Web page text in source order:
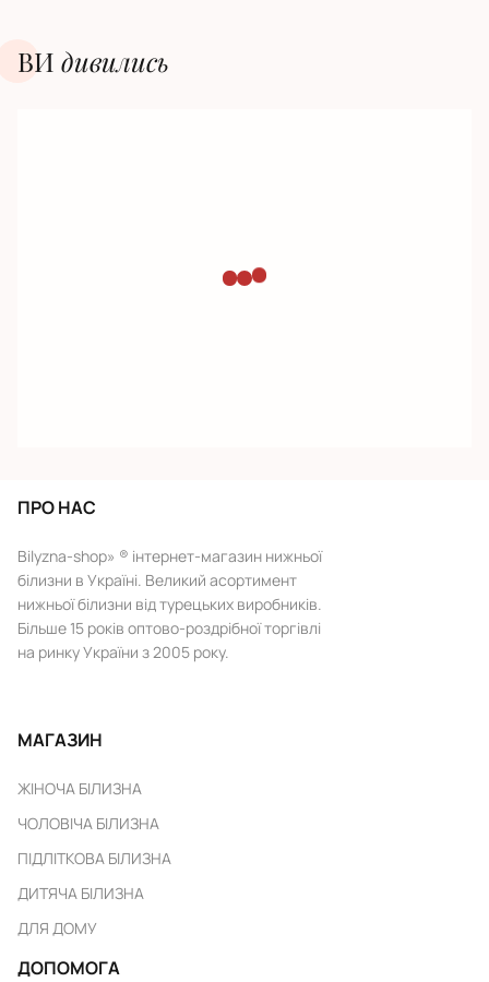
ВИ дивилиcь
ПРО НАС
Bilyzna-shop» ® інтернет-магазин нижньої
білизни в Україні. Великий асортимент
нижньої білизни від турецьких виробників.
Більше 15 років оптово-роздрібної торгівлі
на ринку України з 2005 року.
МАГАЗИН
ЖІНОЧА БІЛИЗНА
ЧОЛОВІЧА БІЛИЗНА
ПІДЛІТКОВА БІЛИЗНА
ДИТЯЧА БІЛИЗНА
ДЛЯ ДОМУ
ДОПОМОГА